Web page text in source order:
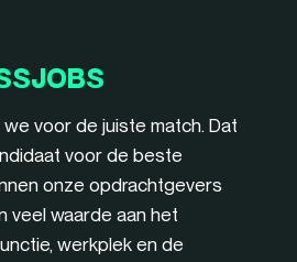
voor de juiste match. Dat
voor de beste
onze opdrachtgevers
veel waarde aan het
werkplek en de